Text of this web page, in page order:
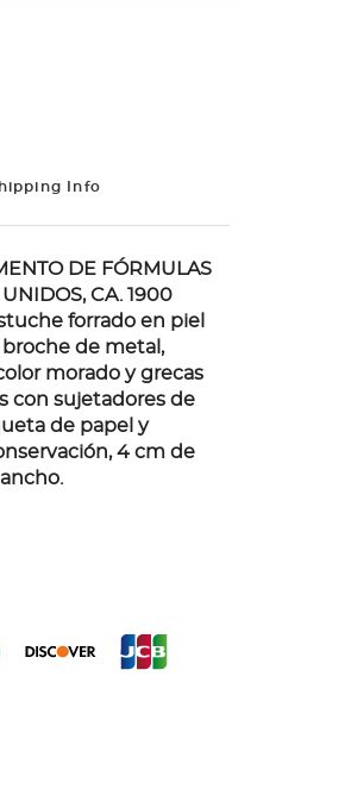
Info
DE FÓRMULAS
CA. 1900
forrado en piel
broche de metal,
morado y grecas
con sujetadores de
de papel y
4 cm de